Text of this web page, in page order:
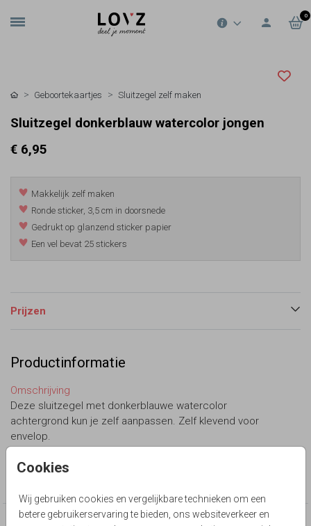
0
Cookies
Wij gebruiken cookies en vergelijkbare technieken om een
betere gebruikerservaring te bieden, ons websiteverkeer en
Geboortekaartjes Sluitzegel zelf maken
Sluitzegel donkerblauw watercolor jongen
€ 6,95
Makkelijk zelf maken
Ronde sticker, 3,5 cm in doorsnede
Gedrukt op glanzend sticker papier
Een vel bevat 25 stickers
Prijzen
Productinformatie
Omschrijving
Deze sluitzegel met donkerblauwe watercolor
achtergrond kun je zelf aanpassen. Zelf klevend voor
envelop.
Collectie